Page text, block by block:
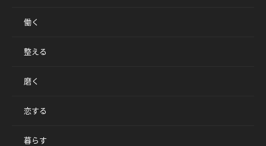
働く
整える
磨く
恋する
暮らす